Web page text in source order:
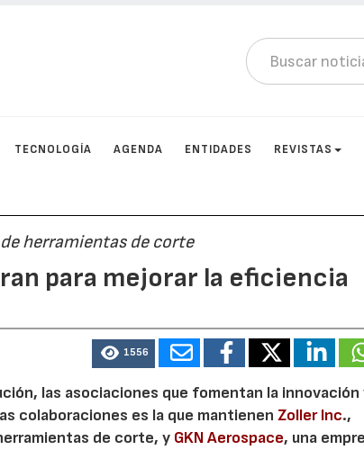
TECNOLOGÍA AGENDA ENTIDADES REVISTAS
herramientas de corte
para mejorar la eficiencia
1556
las asociaciones que fomentan la innovación
colaboraciones es la que mantienenZoller Inc.,
de corte, y GKN Aerospace, una